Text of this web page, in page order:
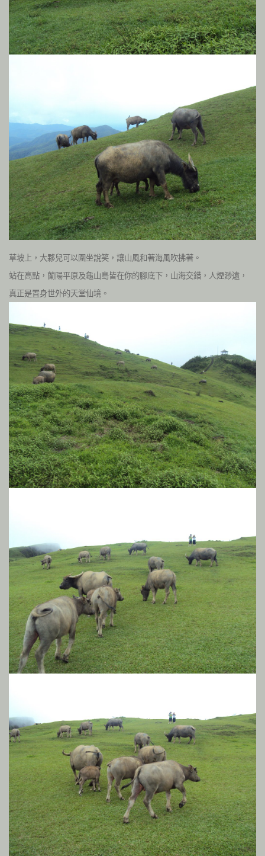
草坡上，大夥兒可以圍坐說笑，讓山風和著海風吹拂著。
站在高點，蘭陽平原及龜山島皆在你的腳底下，山海交錯，人煙渺遠，
真正是置身世外的天堂仙境。